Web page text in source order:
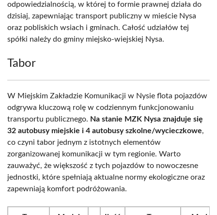
odpowiedzialnością, w której to formie prawnej działa do
dzisiaj, zapewniając transport publiczny w mieście Nysa
oraz pobliskich wsiach i gminach. Całość udziałów tej
spółki należy do gminy miejsko-wiejskiej Nysa.
Tabor
W Miejskim Zakładzie Komunikacji w Nysie flota pojazdów
odgrywa kluczową rolę w codziennym funkcjonowaniu
transportu publicznego. Na stanie MZK Nysa znajduje się
32 autobusy miejskie i 4 autobusy szkolne/wycieczkowe,
co czyni tabor jednym z istotnych elementów
zorganizowanej komunikacji w tym regionie. Warto
zauważyć, że większość z tych pojazdów to nowoczesne
jednostki, które spełniają aktualne normy ekologiczne oraz
zapewniają komfort podróżowania.